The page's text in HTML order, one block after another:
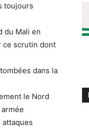
toujours
du Mali en
ce scrutin dont
dans la
le Nord